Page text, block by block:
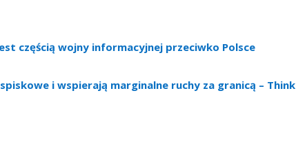
częścią wojny informacyjnej przeciwko Polsce
i wspierają marginalne ruchy za granicą – Think